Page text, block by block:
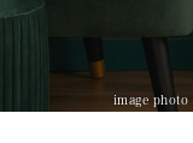
image photo